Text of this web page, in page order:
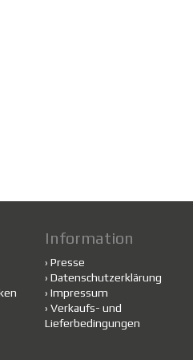
Information
› Presse
› Datenschutzerklärung
› Impressum
› Verkaufs- und
Lieferbedingungen